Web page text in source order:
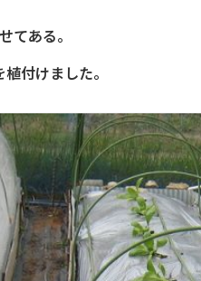
てある。
付けました。